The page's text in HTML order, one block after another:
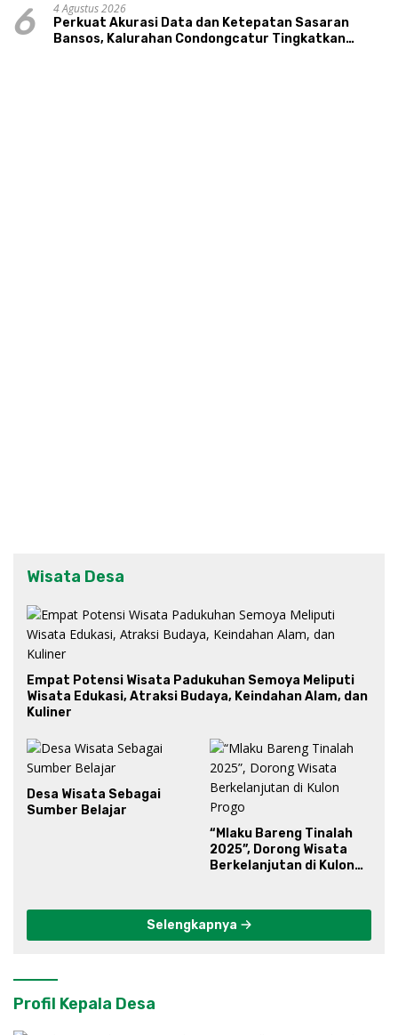
6
4 Agustus 2026
Perkuat Akurasi Data dan Ketepatan Sasaran
Bansos, Kalurahan Condongcatur Tingkatkan
Wisata Desa
Empat Potensi Wisata Padukuhan Semoya Meliputi
Wisata Edukasi, Atraksi Budaya, Keindahan Alam, dan
Kuliner
Desa Wisata Sebagai
Sumber Belajar
“Mlaku Bareng Tinalah
2025”, Dorong Wisata
Berkelanjutan di Kulon
Selengkapnya
Profil Kepala Desa